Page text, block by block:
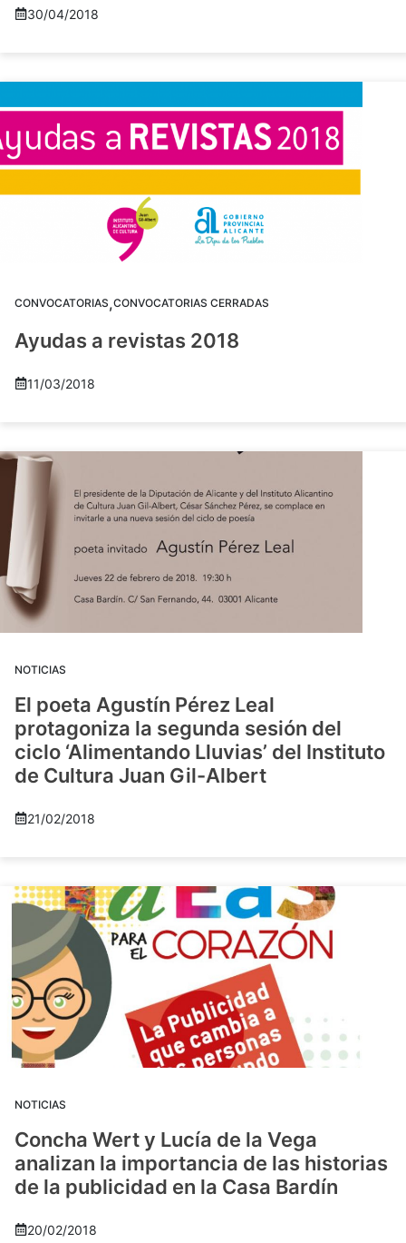
30/04/2018
CONVOCATORIAS,CONVOCATORIAS CERRADAS
Ayudas a revistas 2018
11/03/2018
NOTICIAS
El poeta Agustín Pérez Leal
protagoniza la segunda sesión del
ciclo ‘Alimentando Lluvias’ del Instituto
de Cultura Juan Gil-Albert
21/02/2018
NOTICIAS
Concha Wert y Lucía de la Vega
analizan la importancia de las historias
de la publicidad en la Casa Bardín
20/02/2018